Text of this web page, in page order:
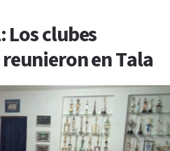
Los clubes
en Tala